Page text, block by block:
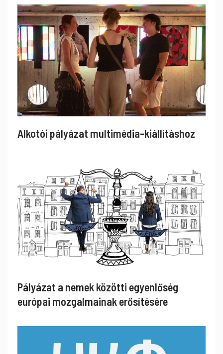
Alkotói pályázat multimédia-kiállításhoz
Pályázat a nemek közötti egyenlőség
európai mozgalmainak erősítésére